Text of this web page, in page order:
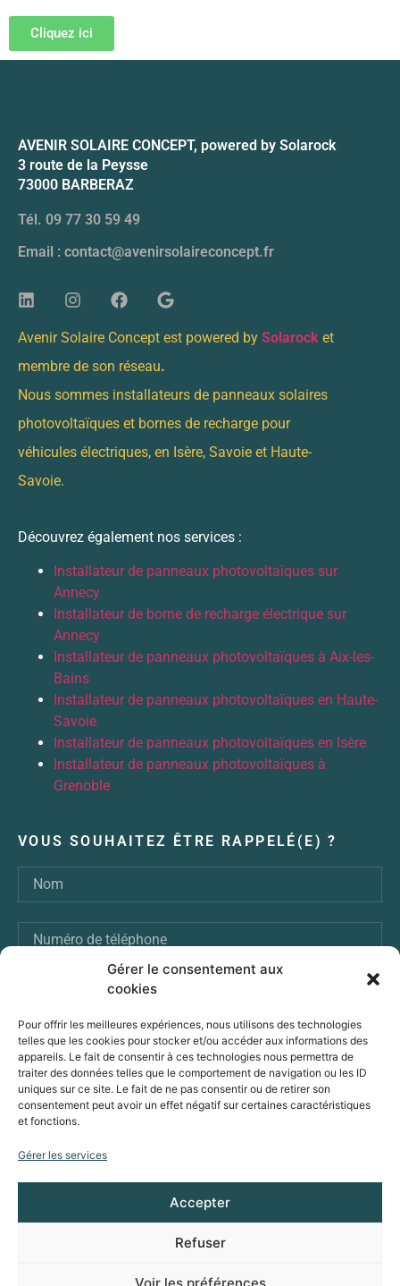
Gérer le consentement aux
cookies
Pour offrir les meilleures expériences, nous utilisons des technologies
telles que les cookies pour stocker et/ou accéder aux informations des
appareils. Le fait de consentir à ces technologies nous permettra de
traiter des données telles que le comportement de navigation ou les ID
uniques sur ce site. Le fait de ne pas consentir ou de retirer son
consentement peut avoir un effet négatif sur certaines caractéristiques
et fonctions.
Gérer les services
Accepter
Refuser
Voir les préférences
Cliquez ici
AVENIR SOLAIRE CONCEPT, powered by Solarock
3 route de la Peysse
73000 BARBERAZ
Tél. 09 77 30 59 49
Email : contact@avenirsolaireconcept.fr
Avenir Solaire Concept est powered by Solarock et
membre de son réseau.
Nous sommes installateurs de panneaux solaires
photovoltaïques et bornes de recharge pour
véhicules électriques, en Isère, Savoie et Haute-
Savoie.
Découvrez également nos services :
Installateur de panneaux photovoltaïques sur
Annecy
Installateur de borne de recharge électrique sur
Annecy
Installateur de panneaux photovoltaïques à Aix-les-
Bains
Installateur de panneaux photovoltaïques en Haute-
Savoie
Installateur de panneaux photovoltaïques en Isère
Installateur de panneaux photovoltaïques à
Grenoble
VOUS SOUHAITEZ ÊTRE RAPPELÉ(E) ?
VOUS POUVEZ ÉGALEMENT NOUS ENVOYER
UN MESSAGE :
Prenons contact
© Avenir Solaire Concept, powered by Solarock
Mentions légales